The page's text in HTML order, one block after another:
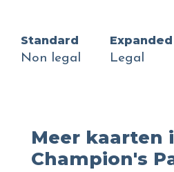
Standard
Non legal
Expanded
Legal
Meer kaarten
Champion's